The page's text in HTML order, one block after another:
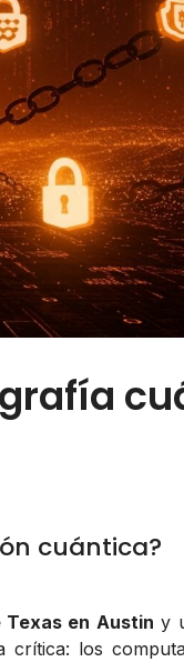
cuántica?
Texas en Austin y
crítica: los